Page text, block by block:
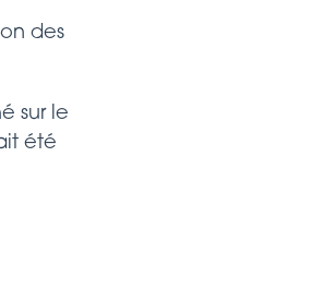
des
sur le
été